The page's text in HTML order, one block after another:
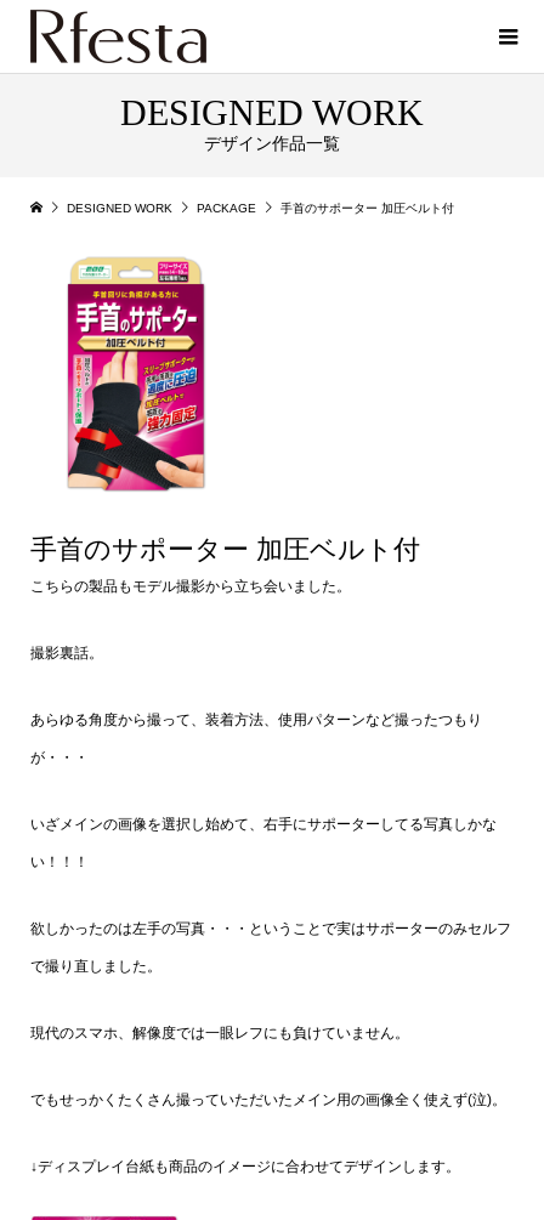
DESIGNED WORK
デザイン作品一覧
DESIGNED WORK PACKAGE 手首のサポーター 加圧ベルト付
商品パッケージ
手首のサポーター 加圧ベルト付
こちらの製品もモデル撮影から立ち会いました。
撮影裏話。
あらゆる角度から撮って、装着方法、使用パターンなど撮ったつもり
が・・・
いざメインの画像を選択し始めて、右手にサポーターしてる写真しかな
い！！！
欲しかったのは左手の写真・・・ということで実はサポーターのみセルフ
で撮り直しました。
現代のスマホ、解像度では一眼レフにも負けていません。
でもせっかくたくさん撮っていただいたメイン用の画像全く使えず(泣)。
↓ディスプレイ台紙も商品のイメージに合わせてデザインします。